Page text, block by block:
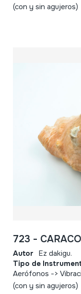
(con y sin agujeros)
723 -
Autor Ez dakigu.
Tipo de
Aerófonos ->
(con y sin agujeros)